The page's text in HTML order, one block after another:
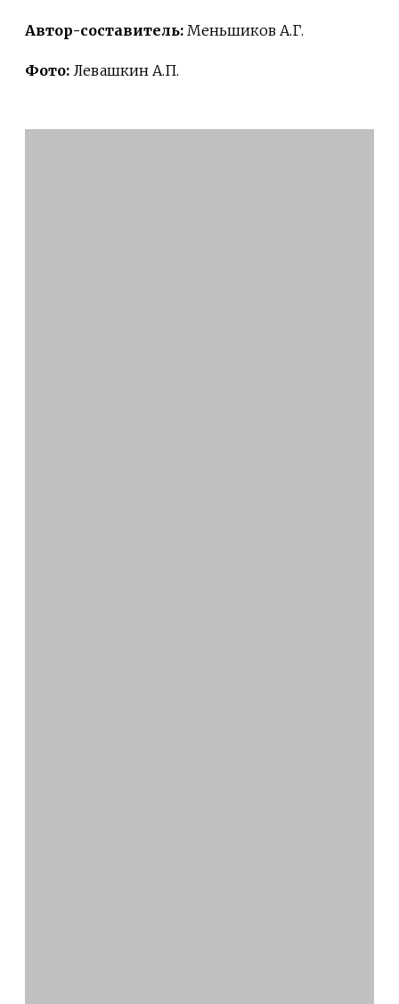
Автор-составитель: Меньшиков А.Г.
Фото: Левашкин А.П.